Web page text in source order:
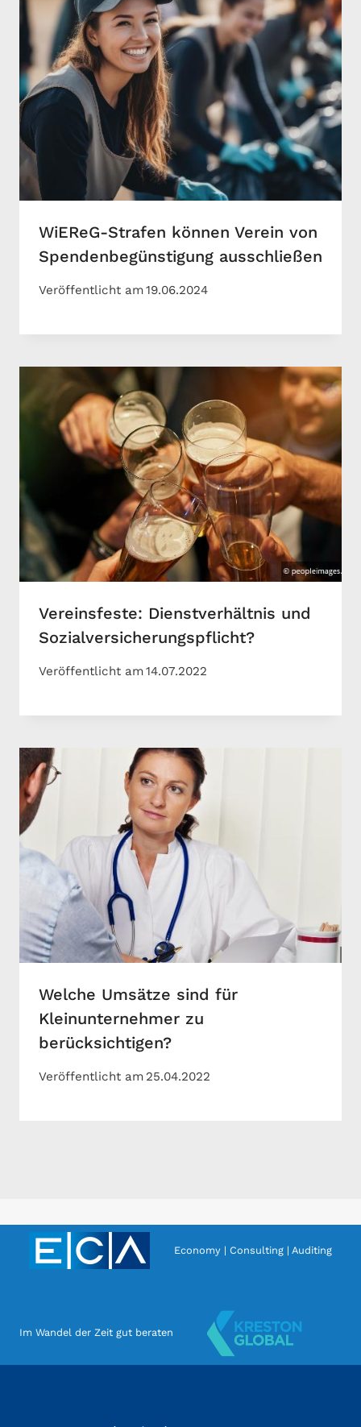
WiEReG-Strafen können Verein von
Spendenbegünstigung ausschließen
Veröffentlicht am19.06.2024
Vereinsfeste: Dienstverhältnis und
Sozialversicherungspflicht?
Veröffentlicht am14.07.2022
Welche Umsätze sind für
Kleinunternehmer zu
berücksichtigen?
Veröffentlicht am 25.04.2022
Economy | Consulting | Auditing
Im Wandel der Zeit gut beraten